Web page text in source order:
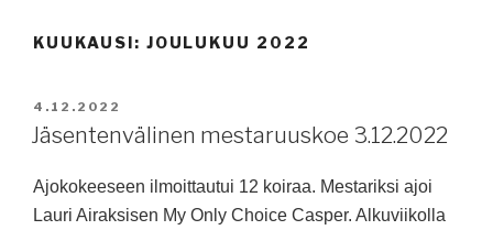
KUUKAUSI: JOULUKUU 2022
JULKAISTU
4.12.2022
Jäsentenvälinen mestaruuskoe 3.12.2022
Ajokokeeseen ilmoittautui 12 koiraa. Mestariksi ajoi
Lauri Airaksisen My Only Choice Casper. Alkuviikolla